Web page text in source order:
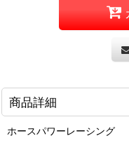
商品詳細
ホースパワーレーシング